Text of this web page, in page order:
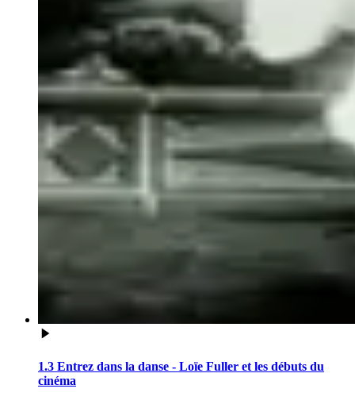
1.3 Entrez dans la danse - Loïe Fuller et les débuts du
cinéma